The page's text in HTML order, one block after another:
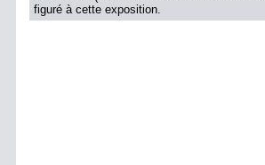
figuré à cette exposition.